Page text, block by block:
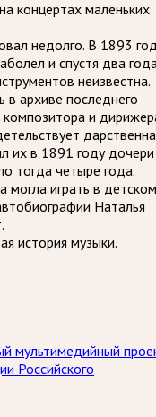
концертах маленьких
недолго. В 1893
и спустя два
неизвестна.
в архиве последнего
и
их в 1891 году дочери
тогда четыре года.
играть в детском
Наталья
история музыки.
мультимедийный
Российского